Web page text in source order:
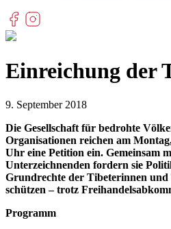
Einreichung der
9. September 2018
Die Gesellschaft für bedrohte
Organisationen reichen am
Uhr eine Petition ein. Gemeinsam
Unterzeichnenden fordern sie
Grundrechte der Tibeterinnen und
schützen – trotz
Programm